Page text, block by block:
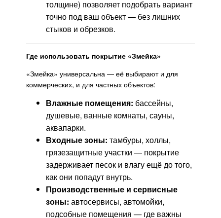
толщине) позволяет подобрать вариант
точно под ваш объект — без лишних
стыков и обрезков.
Где использовать покрытие «Змейка»
«Змейка» универсальна — её выбирают и для
коммерческих, и для частных объектов:
Влажные помещения: бассейны,
душевые, ванные комнаты, сауны,
аквапарки.
Входные зоны: тамбуры, холлы,
грязезащитные участки — покрытие
задерживает песок и влагу ещё до того,
как они попадут внутрь.
Производственные и сервисные
зоны: автосервисы, автомойки,
подсобные помещения — где важны